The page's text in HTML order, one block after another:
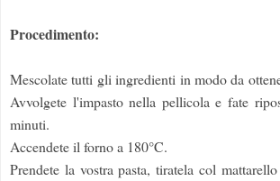
Procedimento:
Mescolate tutti gli ingredienti in modo da
Avvolgete l'impasto nella pellicola e fate
minuti.
Accendete il forno a 180°C.
Prendete la vostra pasta, tiratela col